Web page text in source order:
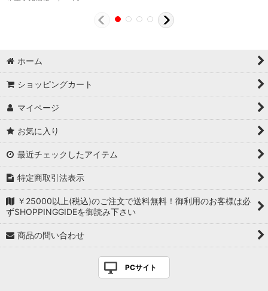
ホーム
ショッピングカート
マイページ
お気に入り
最近チェックしたアイテム
特定商取引法表示
￥25000以上(税込)のご注文で送料無料！御利用のお客様は必
ずSHOPPINGGIDEを御読み下さい
商品の問い合わせ
PCサイト